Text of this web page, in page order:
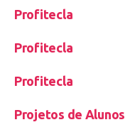
Profitecla
Profitecla
Profitecla
Projetos de Alunos